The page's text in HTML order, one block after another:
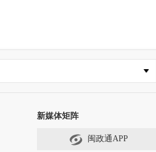
新媒体矩阵
闽政通APP